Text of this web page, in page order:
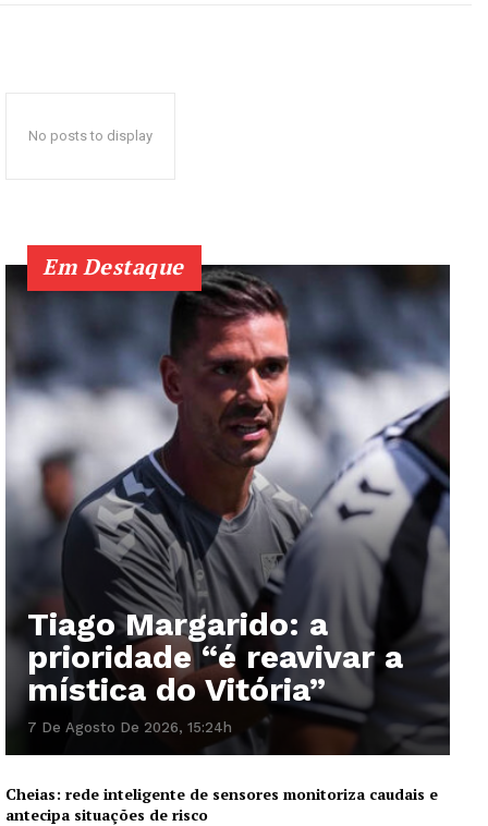
No posts to display
Em Destaque
Tiago Margarido: a
prioridade “é reavivar a
mística do Vitória”
7 De Agosto De 2026, 15:24h
Cheias: rede inteligente de sensores monitoriza caudais e
antecipa situações de risco